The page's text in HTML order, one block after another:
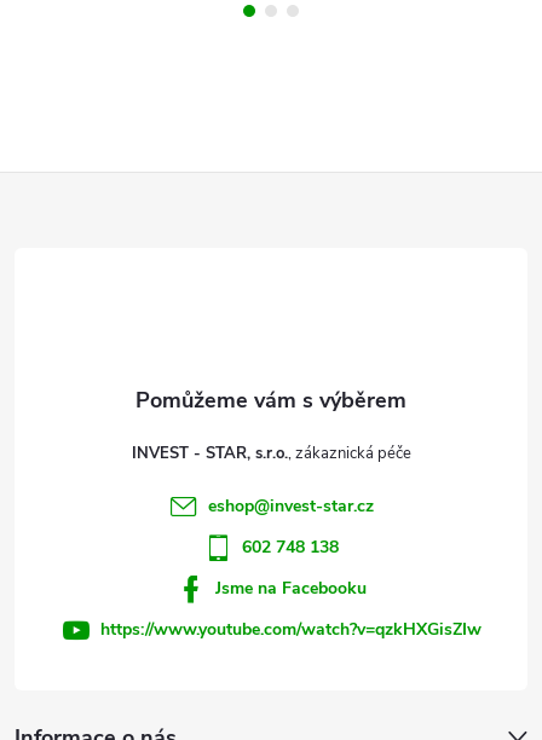
INVEST - STAR, s.r.o.
eshop@invest-star.cz
602 748 138
Jsme na Facebooku
https://www.youtube.com/watch?v=qzkHXGisZIw